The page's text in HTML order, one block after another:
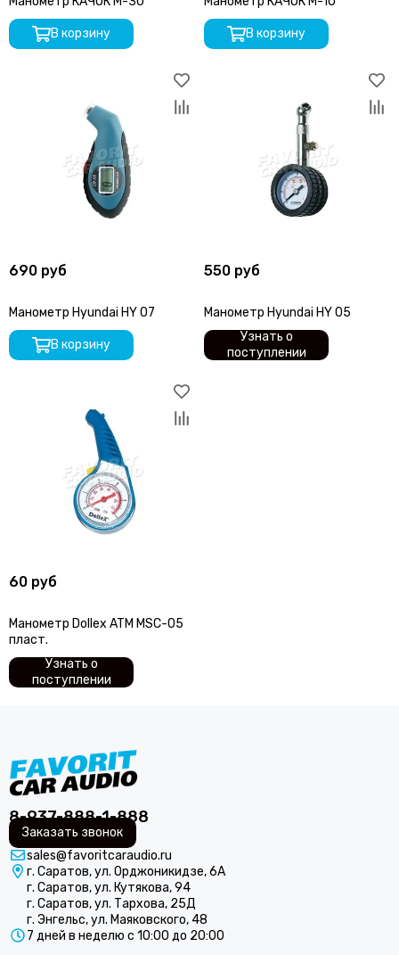
В корзину В корзину
690 руб
Манометр Hyundai HY 07
В корзину
550 руб
Манометр Hyundai HY 05
Узнать о
поступлении
60 руб
Манометр Dollex ATM MSC-05
пласт.
Узнать о
поступлении
8-937-888-1-888
Заказать звонок
sales@favoritcaraudio.ru
г. Саратов, ул. Орджоникидзе, 6А
г. Саратов, ул. Кутякова, 94
г. Саратов, ул. Тархова, 25Д
г. Энгельс, ул. Маяковского, 48
7 дней в неделю с 10:00 до 20:00